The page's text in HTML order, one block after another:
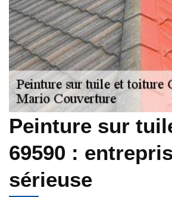
Peinture sur
69590 :
sérieuse